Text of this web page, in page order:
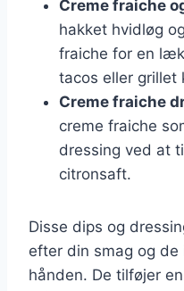
Creme fraiche
hakket hvidløg
fraiche for en
tacos eller grillet
Creme fraiche
creme fraiche
dressing ved at
citronsaft.
Disse dips og
efter din smag og de
hånden. De tilføjer